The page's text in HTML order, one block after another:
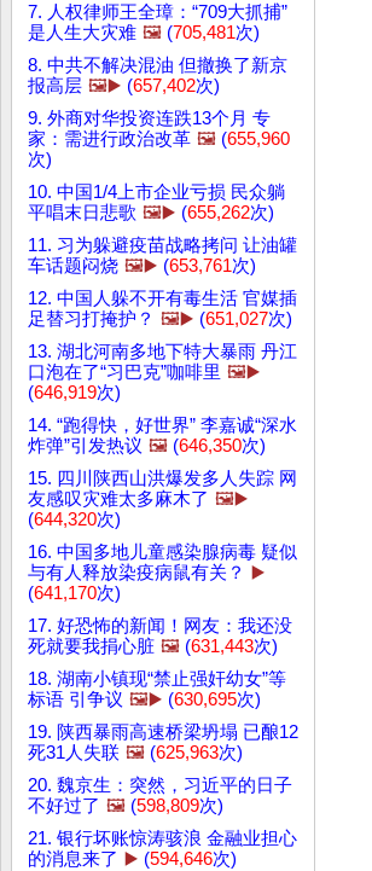
7. 人权律师王全璋：“709大抓捕”
是人生大灾难 🖼️ (705,481次)
8. 中共不解决混油 但撤换了新京
报高层 🖼️▶️ (657,402次)
9. 外商对华投资连跌13个月 专
家：需进行政治改革 🖼️ (655,960
次)
10. 中国1/4上市企业亏损 民众躺
平唱末日悲歌 🖼️▶️ (655,262次)
11. 习为躲避疫苗战略拷问 让油罐
车话题闷烧 🖼️▶️ (653,761次)
12. 中国人躲不开有毒生活 官媒插
足替习打掩护？ 🖼️▶️ (651,027次)
13. 湖北河南多地下特大暴雨 丹江
口泡在了“习巴克”咖啡里 🖼️▶️
(646,919次)
14. “跑得快，好世界” 李嘉诚“深水
炸弹”引发热议 🖼️ (646,350次)
15. 四川陕西山洪爆发多人失踪 网
友感叹灾难太多麻木了 🖼️▶️
(644,320次)
16. 中国多地儿童感染腺病毒 疑似
与有人释放染疫病鼠有关？
▶️
(641,170次)
17. 好恐怖的新闻！网友：我还没
死就要我捐心脏 🖼️ (631,443次)
18. 湖南小镇现“禁止强奸幼女”等
标语 引争议 🖼️▶️ (630,695次)
19. 陕西暴雨高速桥梁坍塌 已酿12
死31人失联 🖼️ (625,963次)
20. 魏京生：突然，习近平的日子
不好过了 🖼️ (598,809次)
21. 银行坏账惊涛骇浪 金融业担心
的消息来了 ▶️ (594,646次)